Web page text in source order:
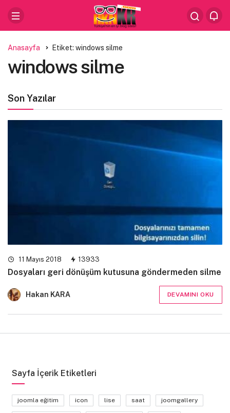
Anasayfa Etiket: windows silme
windows silme
Son Yazılar
11 Mayıs 2018 13933
Dosyaları geri dönüşüm kutusuna göndermeden silme
Hakan KARA DEVAMINI OKU
Sayfa İçerik Etiketleri
joomla eğitim icon lise saat joomgallery